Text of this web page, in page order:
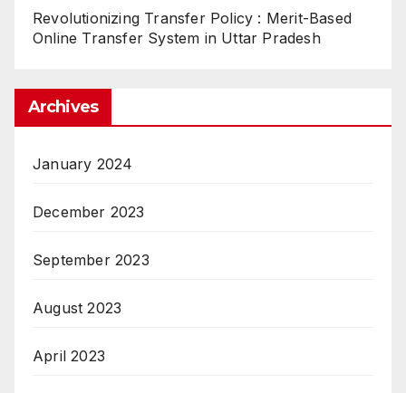
Revolutionizing Transfer Policy : Merit-Based
Online Transfer System in Uttar Pradesh
Archives
January 2024
December 2023
September 2023
August 2023
April 2023